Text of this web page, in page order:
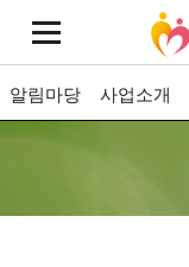
알림마당 사업소개